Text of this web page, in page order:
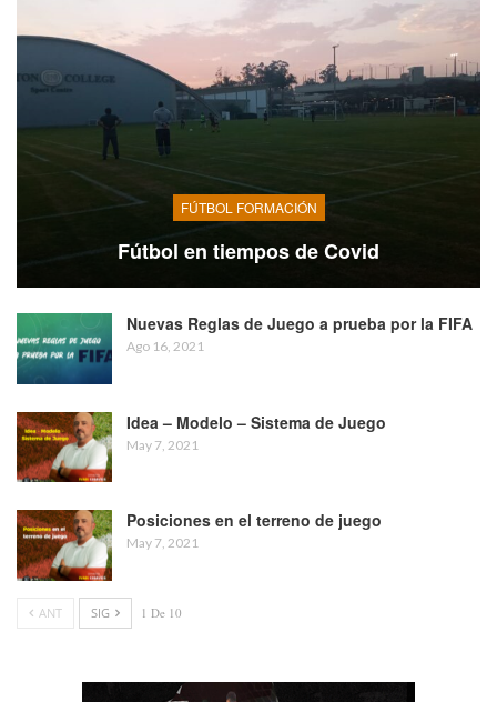
FÚTBOL FORMACIÓN
Fútbol en tiempos de Covid
Nuevas Reglas de Juego a prueba por la FIFA
Ago 16, 2021
Idea – Modelo – Sistema de Juego
May 7, 2021
Posiciones en el terreno de juego
May 7, 2021
ANT SIG 1 De 10